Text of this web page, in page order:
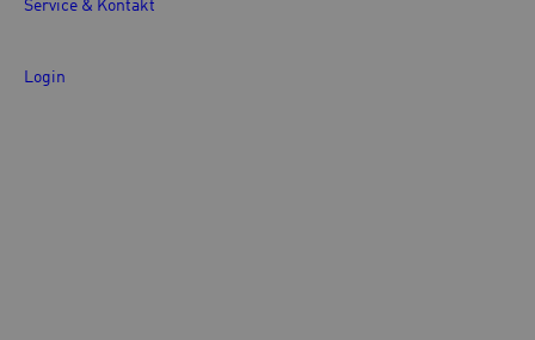
Service & Kontakt
Login